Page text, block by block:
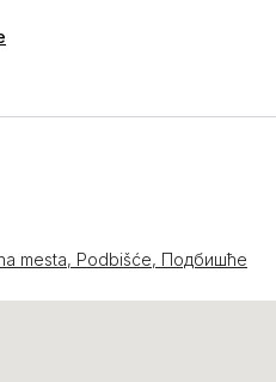
mesta, Podbišće, Подбишће